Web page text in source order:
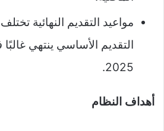
مواعيد التقديم النهائية
التقديم الأساسي ينتهي
2025.
أهداف النظام